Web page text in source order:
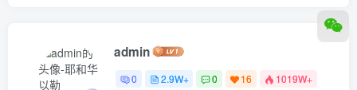
admin
0 2.9W+ 0 16 1019W+